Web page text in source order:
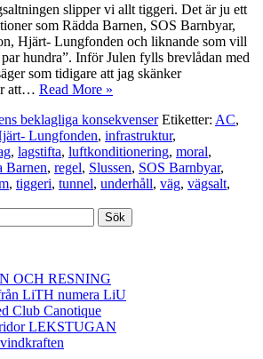
slipper vi allt tiggeri. Det är ju ett
som Rädda Barnen, SOS Barnbyar,
Hjärt- Lungfonden och liknande som vill
hundra”. Inför Julen fylls brevlådan med
som tidigare att jag skänker
att… Read More »
beklagliga konsekvenser Etiketter: AC,
Lungfonden, infrastruktur,
, lagstifta, luftkonditionering, moral,
Barnen, regel, Slussen, SOS Barnbyar,
, tiggeri, tunnel, underhåll, väg, vägsalt,
OCH RESNING
LiTH numera LiU
Club Canotique
LEKSTUGAN